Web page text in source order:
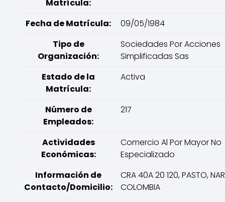
Matrícula:
Fecha de Matrícula:
09/05/1984
Tipo de
Organización:
Sociedades Por Acciones
Simplificadas Sas
Estado de la
Matrícula:
Activa
Número de
Empleados:
217
Actividades
Económicas:
Comercio Al Por Mayor No
Especializado
Información de
Contacto/Domicilio:
CRA 40A 20 120, PASTO,
COLOMBIA